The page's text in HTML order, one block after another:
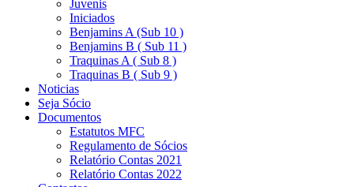
Juvenis
Iniciados
Benjamins A (Sub 10 )
Benjamins B ( Sub 11 )
Traquinas A ( Sub 8 )
Traquinas B ( Sub 9 )
Noticias
Seja Sócio
Documentos
Estatutos MFC
Regulamento de Sócios
Relatório Contas 2021
Relatório Contas 2022